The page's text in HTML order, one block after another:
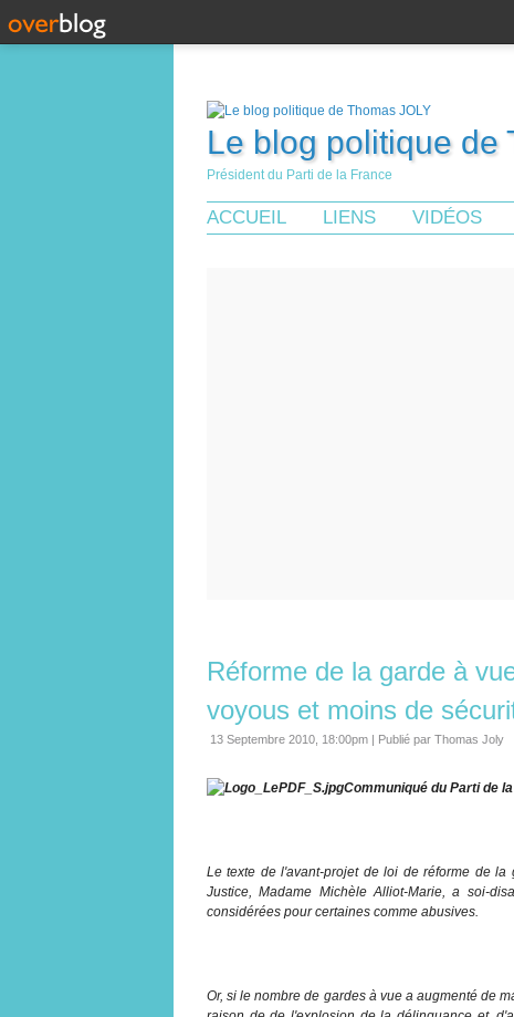
Le blog politique de
Président du Parti de la France
ACCUEIL LIENS VIDÉOS
Réforme de la garde à
voyous et moins de
13 Septembre 2010, 18:00pm | Publié par Thomas Joly
Communiqué du Parti de
Le texte de l'avant-projet de loi de réforme de
Justice, Madame Michèle Alliot-Marie, a soi-
considérées pour certaines comme abusives.
Or, si le nombre de gardes à vue a augmenté de